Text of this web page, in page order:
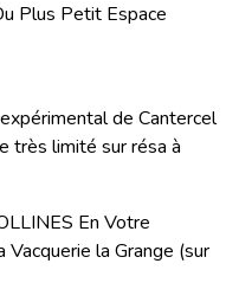
Plus Petit Espace
de Cantercel
très limité sur résa à
En Votre
la Grange (sur